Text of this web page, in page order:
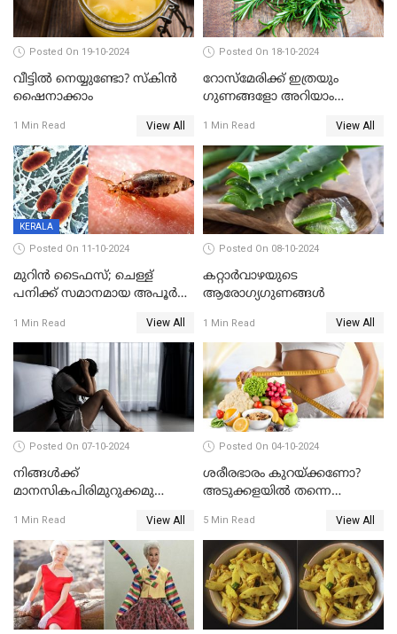
Posted On 19-10-2024
വീട്ടിൽ നെയ്യുണ്ടോ? സ്കിൻ
ഷൈനാക്കാം
1 Min Read View All
Posted On 18-10-2024
റോസ്മേരിക്ക് ഇത്രയും
ഗുണങ്ങളോ അറിയാം
ഗുണങ്ങൾ
1 Min Read View All
KERALA
Posted On 11-10-2024
മുറിൻ ടൈഫസ്; ചെള്ള്
പനിക്ക് സമാനമായ അപൂർവ
അറിയണം?
1 Min Read View All
Posted On 08-10-2024
കറ്റാർവാഴയുടെ
ആരോഗ്യഗുണങ്ങൾ
1 Min Read View All
Posted On 07-10-2024
നിങ്ങൾക്ക്
മാനസികപിരിമുറുക്കമുണ്ടോ ?
അറിഞ്ഞിരിക്കുക
1 Min Read View All
Posted On 04-10-2024
ശരീരഭാരം കുറയ്ക്കണോ?
അടുക്കളയിൽ തന്നെ
5 Min Read View All